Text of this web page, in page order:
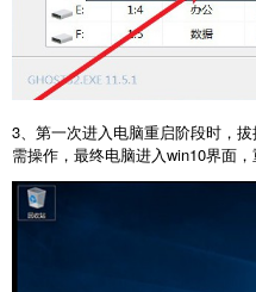
3、第一次进入电脑重启阶段时，
需操作，最终电脑进入win10界面